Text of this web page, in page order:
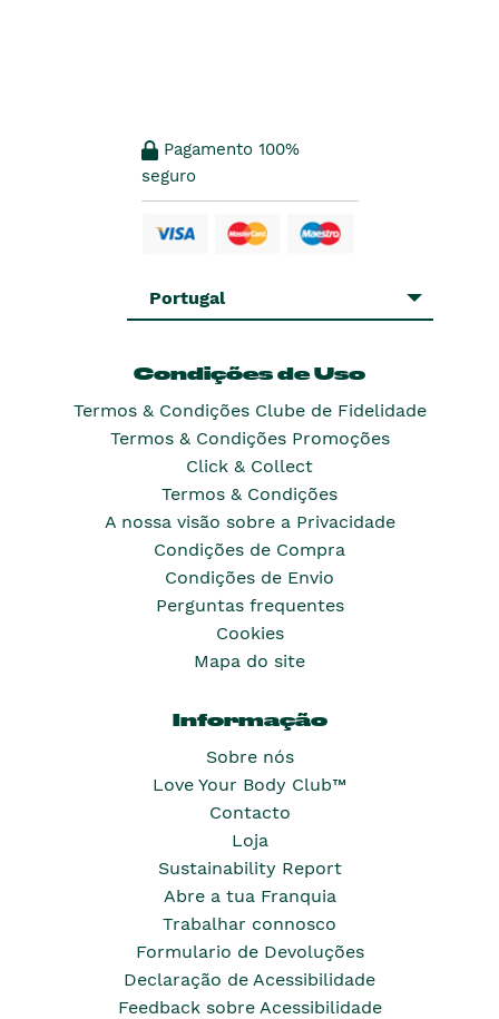
Pagamento 100%
seguro
Portugal
Condições de Uso
Termos & Condições Clube de Fidelidade
Termos & Condições Promoções
Click & Collect
Termos & Condições
A nossa visão sobre a Privacidade
Condições de Compra
Condições de Envio
Perguntas frequentes
Cookies
Mapa do site
Informação
Sobre nós
Love Your Body Club™
Contacto
Loja
Sustainability Report
Abre a tua Franquia
Trabalhar connosco
Formulario de Devoluções
Declaração de Acessibilidade
Feedback sobre Acessibilidade